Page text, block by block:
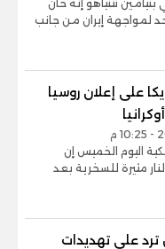
بنيامين نتنياهو إنه حان
لمواجهة إيران من جانب
على إعلان روسيا
اليوم الخميس إن
مثيرة للسخرية بعد
على تهديدات